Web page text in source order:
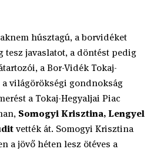
húsztagú, a borvidéket
tesz javaslatot, a döntést pedig
a Bor-Vidék Tokaj-
a világörökségi gondnokság
a Tokaj-Hegyaljai Piac
Somogyi Krisztina, Lengyel
vették át. Somogyi Krisztina
a jövő héten lesz ötéves a